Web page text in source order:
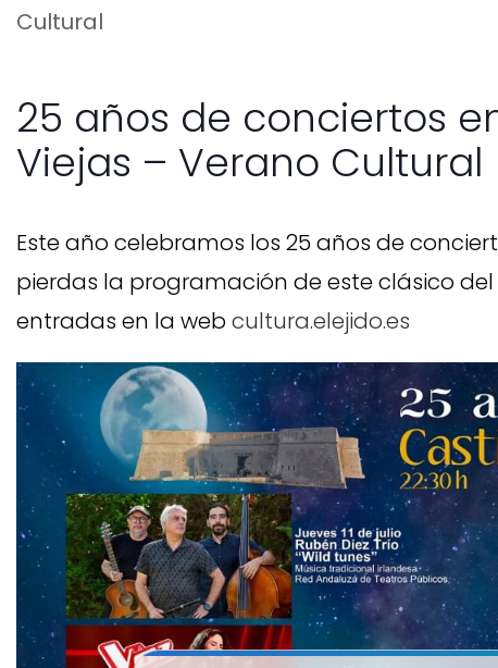
Cultural
25 años de conciertos
Viejas – Verano Cultural
Este año celebramos los 25 años de
pierdas la programación de este clásico
entradas en la web cultura.elejido.es